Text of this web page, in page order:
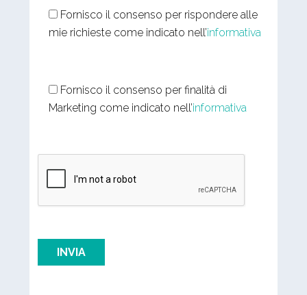
Fornisco il consenso per rispondere alle
mie richieste come indicato nell’informativa
Fornisco il consenso per finalità di
Marketing come indicato nell’informativa